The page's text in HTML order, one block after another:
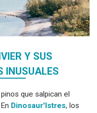
Y SUS
INUSUALES
que salpican el
Dinosaur'Istres, los